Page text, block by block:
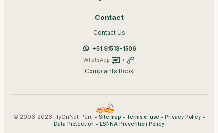
Contact
Contact Us
+51 91518-1506
WhatsApp +
Complaints Book
© 2006-2026 FlyOnNet Peru • Site map• Terms of use• Privacy Policy•
Data Protection • ESNNA Prevention Policy